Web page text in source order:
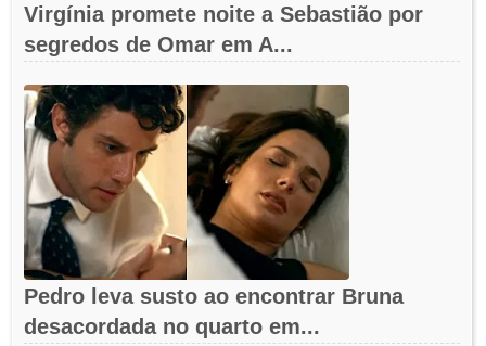
Virgínia promete noite a Sebastião por
segredos de Omar em A...
Pedro leva susto ao encontrar Bruna
desacordada no quarto em...